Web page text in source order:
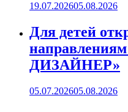
19.07.202605.08.2026
Для детей
ДИЗАЙНЕР»
05.07.202605.08.2026